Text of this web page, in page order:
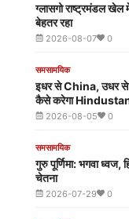
एम. आर. आई.
Pakistan में होने
2026-07-29
ग्लासगो राष्ट्रमंडल खेल
बेहतर रहा
2026-08-07 0
समसामयिक
इधर से China, उधर
कैसे करेगा
2026-08-05 0
समसामयिक
गुरु पूर्णिमा: भगवा ध्वज,
चेतना
2026-07-29 0